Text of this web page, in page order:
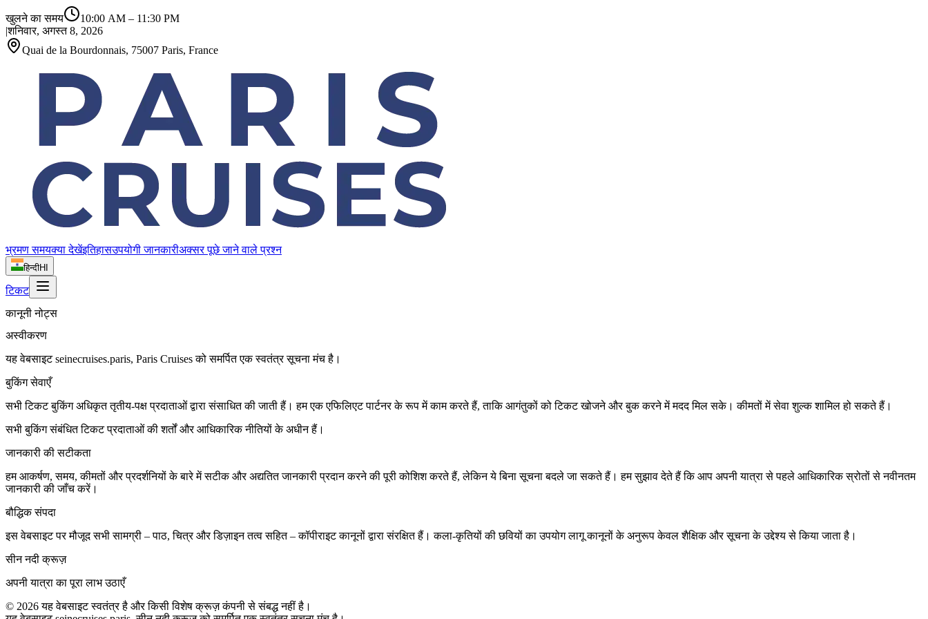
खुलने का समय 10:00 AM – 11:30 PM
|शनिवार, अगस्त 8, 2026
Quai de la Bourdonnais, 75007 Paris, France
भ्रमण समयक्या देखेंइतिहासउपयोगी जानकारीअक्सर पूछे जाने वाले प्रश्न
हिन्दीHI
टिकट
कानूनी नोट्स
अस्वीकरण
यह वेबसाइट seinecruises.paris, Paris Cruises को समर्पित एक स्वतंत्र सूचना मंच है।
बुकिंग सेवाएँ
सभी टिकट बुकिंग अधिकृत तृतीय-पक्ष प्रदाताओं द्वारा संसाधित की जाती हैं। हम एक एफिलिएट पार्टनर के रूप में काम करते हैं, ताकि आगंतुकों को टिकट खोजने और बुक करने में मदद मिल सके। कीमतों में सेवा शुल्क शामिल हो सकते हैं।
सभी बुकिंग संबंधित टिकट प्रदाताओं की शर्तों और आधिकारिक नीतियों के अधीन हैं।
जानकारी की सटीकता
हम आकर्षण, समय, कीमतों और प्रदर्शनियों के बारे में सटीक और अद्यतित जानकारी प्रदान करने की पूरी कोशिश करते हैं, लेकिन ये बिना सूचना बदले जा सकते हैं। हम सुझाव देते हैं कि आप अपनी यात्रा से पहले आधिकारिक स्रोतों से नवीनतम
जानकारी की जाँच करें।
बौद्धिक संपदा
इस वेबसाइट पर मौजूद सभी सामग्री – पाठ, चित्र और डिज़ाइन तत्व सहित – कॉपीराइट कानूनों द्वारा संरक्षित हैं। कला-कृतियों की छवियों का उपयोग लागू कानूनों के अनुरूप केवल शैक्षिक और सूचना के उद्देश्य से किया जाता है।
सीन नदी क्रूज़
अपनी यात्रा का पूरा लाभ उठाएँ
© 2026 यह वेबसाइट स्वतंत्र है और किसी विशेष क्रूज़ कंपनी से संबद्ध नहीं है।